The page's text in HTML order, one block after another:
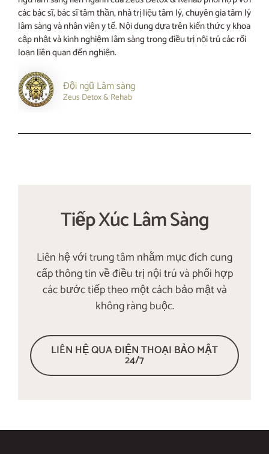
các bác sĩ, bác sĩ tâm thần, nhà trị liệu tâm lý, chuyên gia tâm lý
lâm sàng và nhân viên y tế. Nội dung dựa trên kiến thức y khoa
cập nhật và kinh nghiệm lâm sàng trong điều trị nội trú các rối
loạn liên quan đến nghiện.
Đội ngũ Lâm sàng
Zeus Detox & Rehab
Tiếp Xúc Lâm Sàng
Liên hệ với trung tâm nhằm mục đích cung
cấp thông tin về điều trị nội trú và phối hợp
các bước tiếp theo một cách bảo mật và
không ràng buộc.
LIÊN HỆ QUA ĐIỆN THOẠI BẢO MẬT
24/7